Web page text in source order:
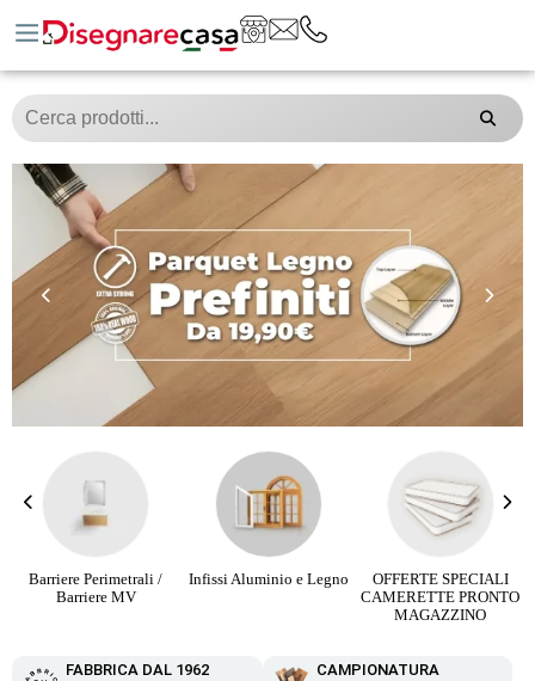
Barriere Perimetrali /
Barriere MV
Infissi Aluminio e Legno
OFFERTE SPECIALI
CAMERETTE PRONTO
MAGAZZINO
FABBRICA DAL 1962 CAMPIONATURA